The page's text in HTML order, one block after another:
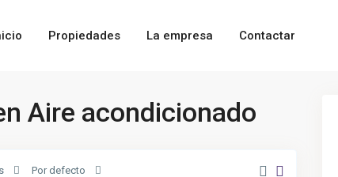
Propiedades La empresa Contactar
Aire acondicionado
Por defecto